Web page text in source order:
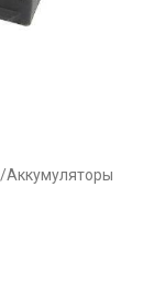
/Аккумуляторы